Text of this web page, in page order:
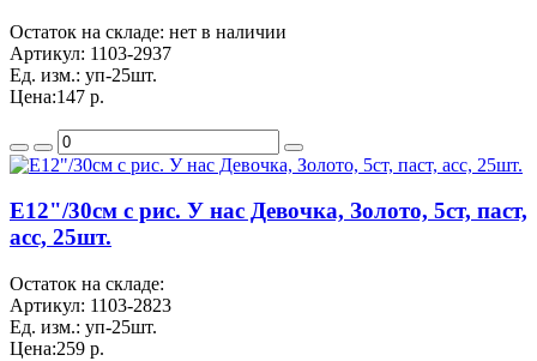
Остаток на складе: нет в наличии
Артикул: 1103-2937
Ед. изм.: уп-25шт.
Цена:147 р.
Е12"/30см с рис. У нас Девочка, Золото, 5ст, паст,
асс, 25шт.
Остаток на складе:
Артикул: 1103-2823
Ед. изм.: уп-25шт.
Цена:259 р.